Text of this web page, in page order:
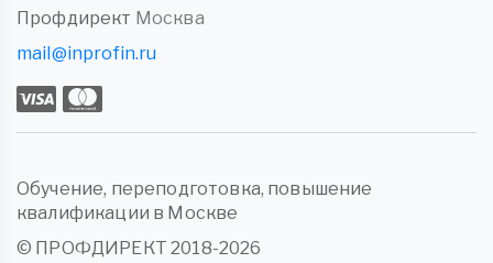
Профдирект Москва
mail@inprofin.ru
Обучение, переподготовка, повышение
квалификации в Москве
© ПРОФДИРЕКТ 2018-2026